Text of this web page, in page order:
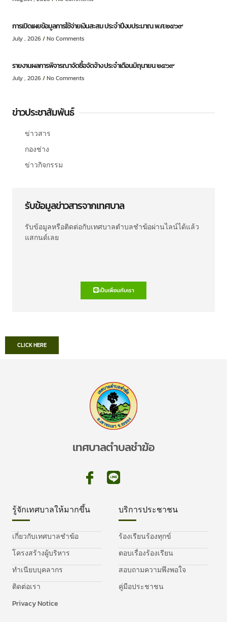
การเปิดเผยข้อมูลการใช้จ่ายเงินสะสม ประจำปีงบประมาณ พ.ศ.๒๕๖๙
July , 2026 No Comments
รายงานผลการพิจารณาจัดซื้อจัดจ้าง ประจำเดือนมิถุนายน ๒๕๖๙
July , 2026 No Comments
ข่าวประชาสัมพันธ์
ข่าวสาร
กองช่าง
ข่าวกิจกรรม
รับข้อมูลข่าวสารจากเทศบาล
รับข้อมูลหรือติดต่อกับเทศบาลตำบลชำฆ้อผ่านไลน์ได้แล้ว
แสกนด์เลย
เป็นเพื่อนกับเรา
CLICK HERE
เทศบาลตำบลชำฆ้อ
รู้จักเทศบาลให้มากขึ้น
เกี่ยวกับเทศบาลชำฆ้อ
โครงสร้างผู้บริหาร
ทำเนียบบุคลากร
ติดต่อเรา
Privacy Notice
บริการประชาชน
ร้องเรียนร้องทุกข์
ตอบเรื่องร้องเรียน
สอบถามความพึงพอใจ
คู่มือประชาชน